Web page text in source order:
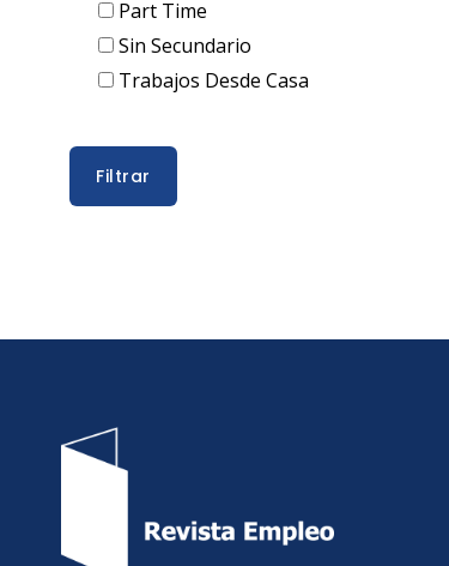
Part Time
Sin Secundario
Trabajos Desde Casa